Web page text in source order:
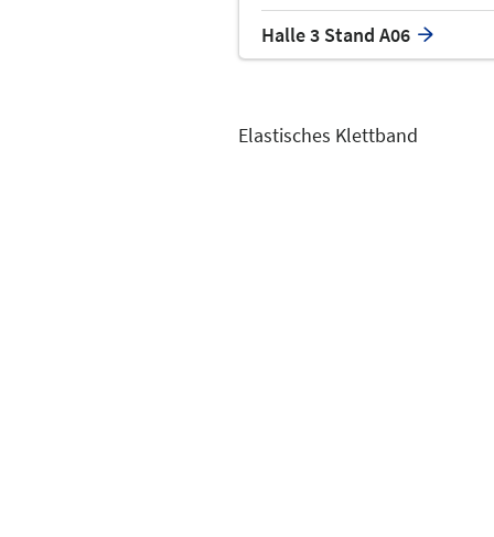
Halle 3 Stand A06
Elastisches Klettband